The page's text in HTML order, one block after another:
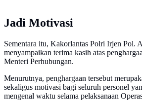
Jadi Motivasi
Sementara itu, Kakorlantas Polri Irjen Pol.
menyampaikan terima kasih atas
Menteri Perhubungan.
Menurutnya, penghargaan tersebut
sekaligus motivasi bagi seluruh personel
mengenal waktu selama pelaksanaan